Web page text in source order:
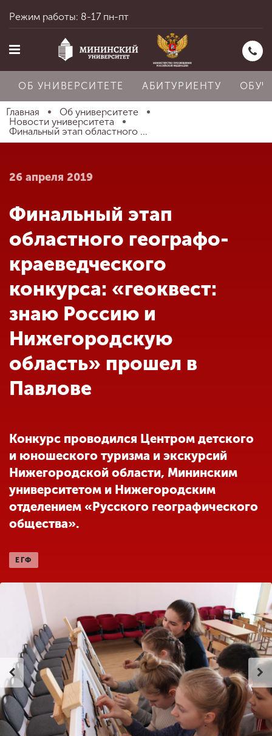
Главная
Абитуриенту
Обучение
Наука
Международная
деятельность
Студенческая жизнь
Сведения об
образовательной
ENG SPN CHI
Приемная
комиссия
+7 (831) 262-26-20
Режим работы: 8-17 пн-пт
ОБ УНИВЕРСИТЕТЕ АБИТУРИЕНТУ
Главная
Об университете
Новости университета
Финальный этап областного ...
26 апреля 2019
Финальный этап
областного географо-
краеведческого
конкурса: «геоквест:
знаю Россию и
Нижегородскую
область» прошел в
Павлове
Конкурс проводился Центром детского
и юношеского туризма и экскурсий
Нижегородской области, Мининским
университетом и Нижегородским
отделением «Русского географического
общества».
ЕГФ